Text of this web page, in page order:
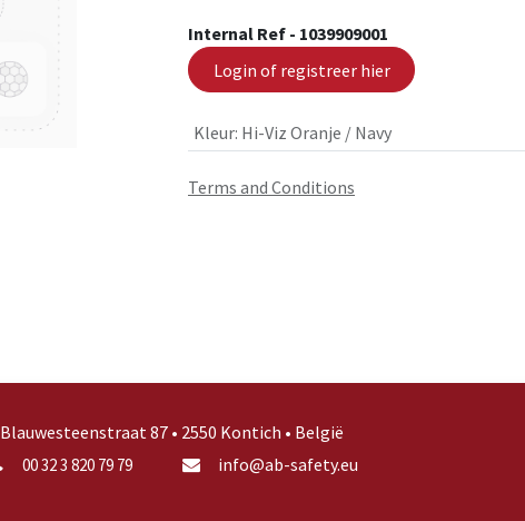
Internal Ref - 1039909001
Login of registreer hier
Kleur: Hi-Viz Oranje / Navy
Terms and Conditions
Blauwesteenstraat 87 • 2550 Kontich • België
00 32 3 820 79 79 info@ab-safety.eu